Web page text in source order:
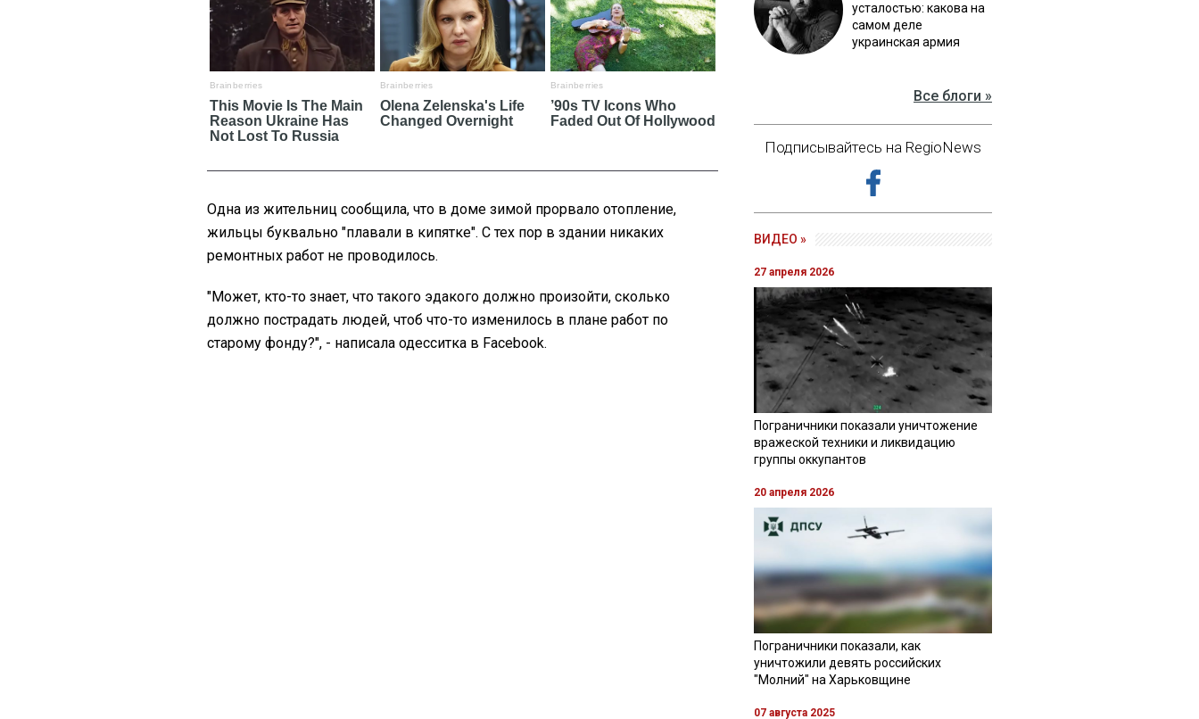
Одна из жительниц сообщила, что в доме зимой прорвало отопление,
жильцы буквально "плавали в кипятке". С тех пор в здании никаких
ремонтных работ не проводилось.
"Может, кто-то знает, что такого эдакого должно произойти, сколько
должно пострадать людей, чтоб что-то изменилось в плане работ по
старому фонду?", - написала одесситка в Facebook.
усталостью: какова на
самом деле
украинская армия
Все блоги »
Подписывайтесь на RegioNews
ВИДЕО »
27 апреля 2026
Пограничники показали уничтожение
вражеской техники и ликвидацию
группы оккупантов
20 апреля 2026
Пограничники показали, как
уничтожили девять российских
"Молний" на Харьковщине
07 августа 2025